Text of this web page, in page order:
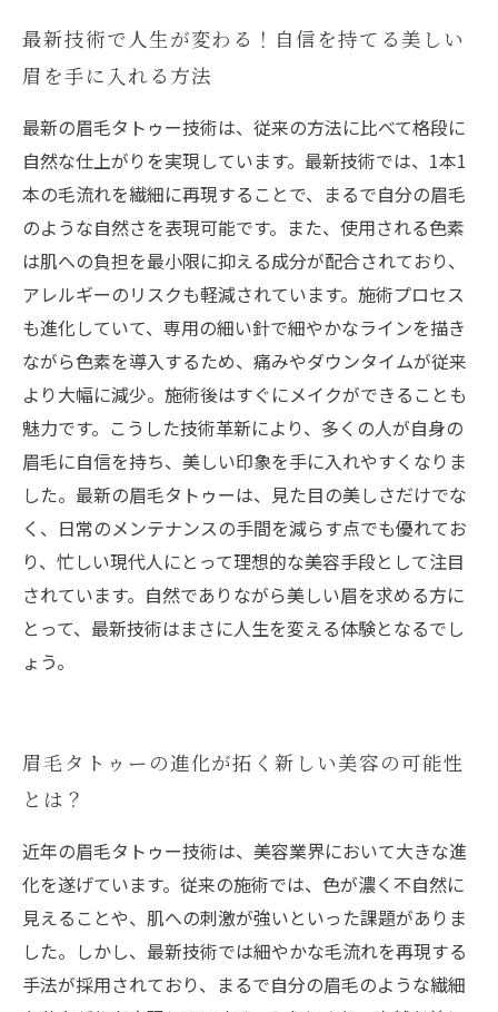
最新技術で人生が変わる！自信を持てる美しい
眉を手に入れる方法
最新の眉毛タトゥー技術は、従来の方法に比べて格段に
自然な仕上がりを実現しています。最新技術では、1本1
本の毛流れを繊細に再現することで、まるで自分の眉毛
のような自然さを表現可能です。また、使用される色素
は肌への負担を最小限に抑える成分が配合されており、
アレルギーのリスクも軽減されています。施術プロセス
も進化していて、専用の細い針で細やかなラインを描き
ながら色素を導入するため、痛みやダウンタイムが従来
より大幅に減少。施術後はすぐにメイクができることも
魅力です。こうした技術革新により、多くの人が自身の
眉毛に自信を持ち、美しい印象を手に入れやすくなりま
した。最新の眉毛タトゥーは、見た目の美しさだけでな
く、日常のメンテナンスの手間を減らす点でも優れてお
り、忙しい現代人にとって理想的な美容手段として注目
されています。自然でありながら美しい眉を求める方に
とって、最新技術はまさに人生を変える体験となるでし
ょう。
眉毛タトゥーの進化が拓く新しい美容の可能性
とは？
近年の眉毛タトゥー技術は、美容業界において大きな進
化を遂げています。従来の施術では、色が濃く不自然に
見えることや、肌への刺激が強いといった課題がありま
した。しかし、最新技術では細やかな毛流れを再現する
手法が採用されており、まるで自分の眉毛のような繊細